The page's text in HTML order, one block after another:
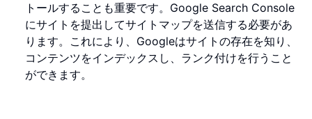
トールすることも重要です。Google Search Console
にサイトを提出してサイトマップを送信する必要があ
ります。これにより、Googleはサイトの存在を知り、
コンテンツをインデックスし、ランク付けを行うこと
ができます。